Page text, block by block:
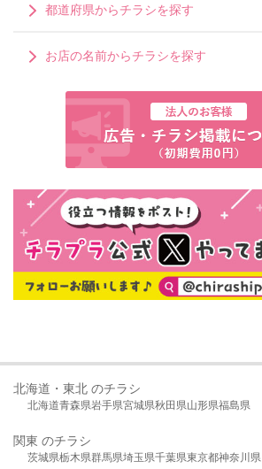
都道府県からチラシを探す
お店の名前からチラシを探す
北海道・東北 のチラシ
北海道青森県岩手県宮城県秋田県山形県福島県
関東 のチラシ
茨城県栃木県群馬県埼玉県千葉県東京都神奈川県